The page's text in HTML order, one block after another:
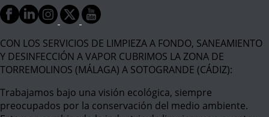
CON LOS SERVICIOS DE LIMPIEZA A FONDO, SANEAMIENTO
Y DESINFECCIÓN A VAPOR CUBRIMOS LA ZONA DE
TORREMOLINOS (MÁLAGA) A SOTOGRANDE (CÁDIZ):
Trabajamos bajo una visión ecológica, siempre
preocupados por la conservación del medio ambiente.